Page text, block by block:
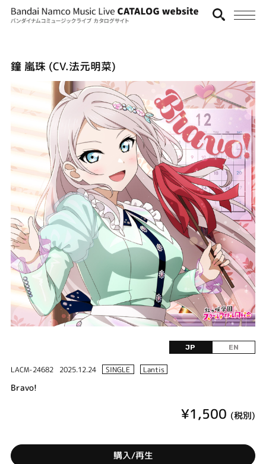
鐘 嵐珠 (CV.法元明菜)
JP EN
LACM-24682 2025.12.24 SINGLE Lantis
Bravo!
¥1,500 (税別)
購入/再生